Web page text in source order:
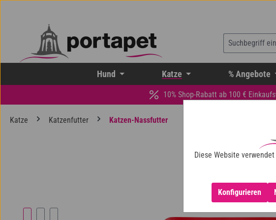
Hund Katze % Angebote
10% Shop-Rabatt ab 100 €
Katze Katzenfutter Katzen-Nassfutter
Diese Website
Konfigurieren